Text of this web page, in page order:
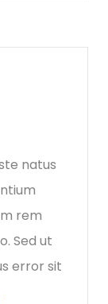
natus
rem
Sed ut
error sit